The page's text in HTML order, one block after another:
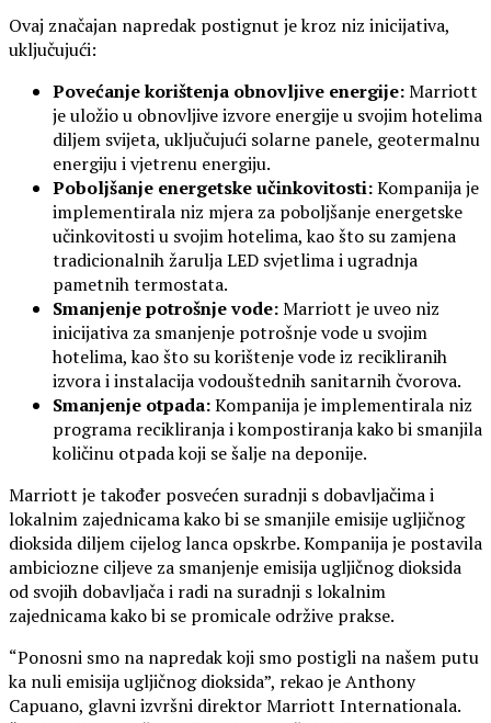
Ovaj značajan napredak postignut je kroz niz inicijativa,
uključujući:
Povećanje korištenja obnovljive energije:Marriott
je uložio u obnovljive izvore energije u svojim hotelima
diljem svijeta, uključujući solarne panele, geotermalnu
energiju i vjetrenu energiju.
Poboljšanje energetske učinkovitosti:Kompanija je
implementirala niz mjera za poboljšanje energetske
učinkovitosti u svojim hotelima, kao što su zamjena
tradicionalnih žarulja LED svjetlima i ugradnja
pametnih termostata.
Smanjenje potrošnje vode:Marriott je uveo niz
inicijativa za smanjenje potrošnje vode u svojim
hotelima, kao što su korištenje vode iz recikliranih
izvora i instalacija vodouštednih sanitarnih čvorova.
Smanjenje otpada:Kompanija je implementirala niz
programa recikliranja i kompostiranja kako bi smanjila
količinu otpada koji se šalje na deponije.
Marriott je također posvećen suradnji s dobavljačima i
lokalnim zajednicama kako bi se smanjile emisije ugljičnog
dioksida diljem cijelog lanca opskrbe. Kompanija je postavila
ambiciozne ciljeve za smanjenje emisija ugljičnog dioksida
od svojih dobavljača i radi na suradnji s lokalnim
zajednicama kako bi se promicale održive prakse.
“Ponosni smo na napredak koji smo postigli na našem putu
ka nuli emisija ugljičnog dioksida”, rekao je Anthony
Capuano, glavni izvršni direktor Marriott Internationala.